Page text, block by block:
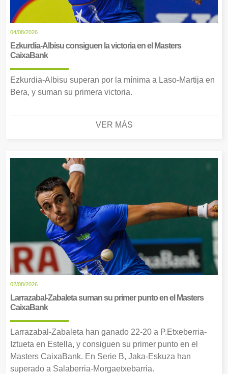
04/08/2026
Ezkurdia-Albisu consiguen la victoria en el Masters
CaixaBank
Ezkurdia-Albisu superan por la mínima a Laso-Martija en
Bera, y suman su primera victoria.
VER MÁS
02/08/2026
Larrazabal-Zabaleta suman su primer punto en el Masters
CaixaBank
Larrazabal-Zabaleta han ganado 22-20 a P.Etxeberria-
Iztueta en Estella, y consiguen su primer punto en el
Masters CaixaBank. En Serie B, Jaka-Eskuza han
superado a Salaberria-Morgaetxebarria.